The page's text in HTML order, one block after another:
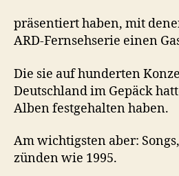
präsentiert haben, mit
ARD-Fernsehserie einen
Die sie auf hunderten
Deutschland im Gepäck
Alben festgehalten haben.
Am wichtigsten aber:
zünden wie 1995.